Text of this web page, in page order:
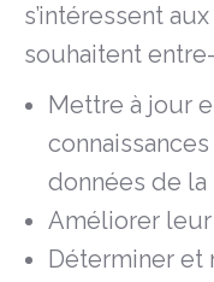
s’intéressent
souhaitent
Mettre à jour
données de
Améliorer
Déterminer